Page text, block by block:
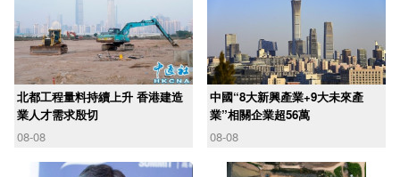
北都工程量料持續上升 香港建造
業人才需求殷切
08-08
中國“8大新興產業+9大未來產
業”相關企業超56萬
08-08